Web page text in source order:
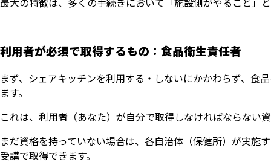
利用者が必須で取得するもの：食品衛生責任者
まず、シェアキッチンを利用する・しないにかかわらず、食
ます。
これは、利用者（あなた）が自分で取得しなければならない
まだ資格を持っていない場合は、各自治体（保健所）が実施
受講で取得できます。